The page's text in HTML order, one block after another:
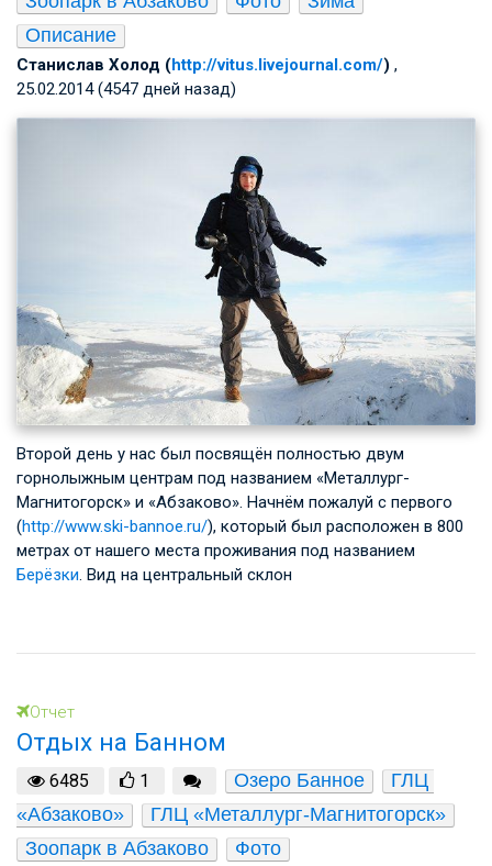
Описание
Станислав Холод (http://vitus.livejournal.com/) ,
25.02.2014 (4547 дней назад)
Второй день у нас был посвящён полностью двум
горнолыжным центрам под названием «Металлург-
Магнитогорск» и «Абзаково». Начнём пожалуй с первого
(http://www.ski-bannoe.ru/), который был расположен в 800
метрах от нашего места проживания под названием
Берёзки. Вид на центральный склон
Отчет
Отдых на Банном
6485 1 Озеро Банное
ГЛЦ
«Абзаково»
ГЛЦ «Металлург-Магнитогорск»
Зоопарк в Абзаково
Фото